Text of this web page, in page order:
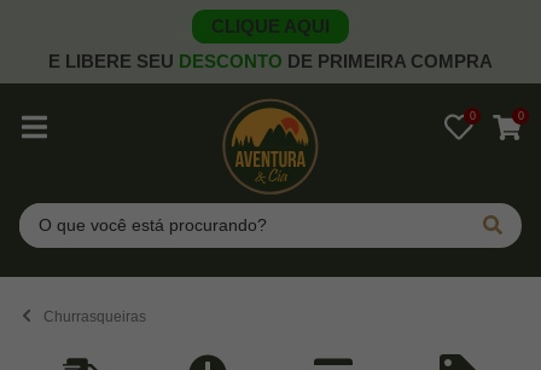
CLIQUE AQUI
E LIBERE SEU DESCONTO DE PRIMEIRA COMPRA
0 0
Pesquisar
Churrasqueiras